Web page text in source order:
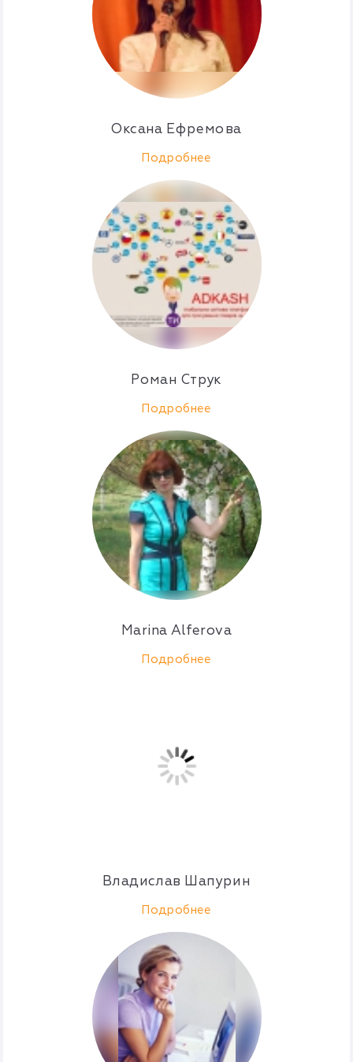
Оксана Ефремова
Подробнее
Роман Струк
Подробнее
Marina Alferova
Подробнее
Владислав Шапурин
Подробнее